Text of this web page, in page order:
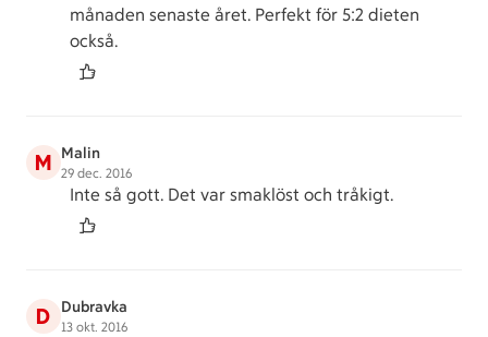
månaden senaste året. Perfekt för 5:2 dieten
också.
M Malin
29 dec. 2016
Inte så gott. Det var smaklöst och tråkigt.
D Dubravka
13 okt. 2016